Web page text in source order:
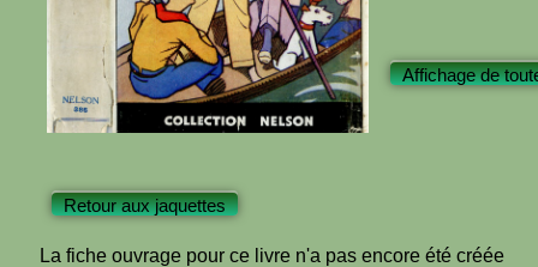
Affichage de
Retour aux jaquettes
La fiche ouvrage pour ce livre n'a pas encore été créée